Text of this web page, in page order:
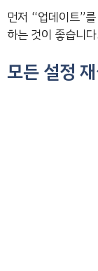
먼저 “업데이트”
하는 것이 좋습니다.
모든 설정